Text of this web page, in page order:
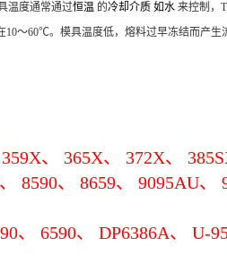
温度通常通过恒温 的冷却介质 如水 来控制，
～60℃。模具温度低，熔料过早冻结而产
、 365X、 372X、
8590、 8659、 9095AU、
6590、 DP6386A、 U-